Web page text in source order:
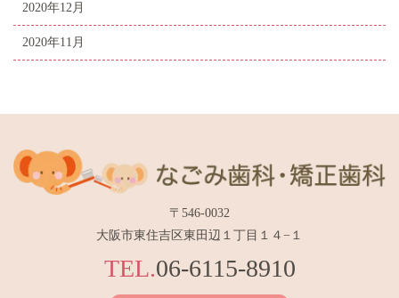
2020年12月
2020年11月
〒546-0032
大阪市東住吉区東田辺１丁目１４−１
TEL.06-6115-8910